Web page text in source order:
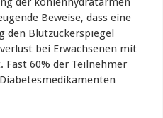
Beweise, dass eine
den Blutzuckerspiegel
bei Erwachsenen mit
Fast 60% der Teilnehmer